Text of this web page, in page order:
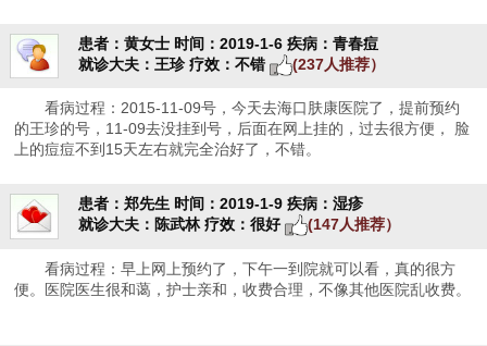
患者：黄女士 时间：2019-1-6 疾病：青春痘
就诊大夫：王珍 疗效：不错 (237人推荐）
看病过程：2015-11-09号，今天去海口肤康医院了，提前预约
的王珍的号，11-09去没挂到号，后面在网上挂的，过去很方便， 脸
上的痘痘不到15天左右就完全治好了，不错。
患者：郑先生 时间：2019-1-9 疾病：湿疹
就诊大夫：陈武林 疗效：很好 (147人推荐）
看病过程：早上网上预约了，下午一到院就可以看，真的很方
便。医院医生很和蔼，护士亲和，收费合理，不像其他医院乱收费。